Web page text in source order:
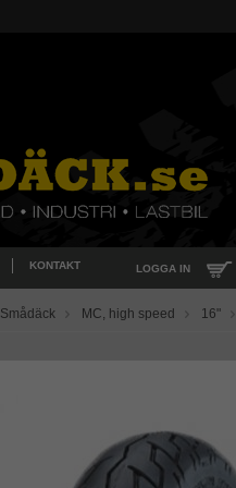
KONTAKT LOGGA IN
Smådäck MC, high speed 16"